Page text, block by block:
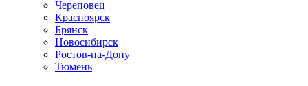
Череповец
Красноярск
Брянск
Новосибирск
Ростов-на-Дону
Тюмень